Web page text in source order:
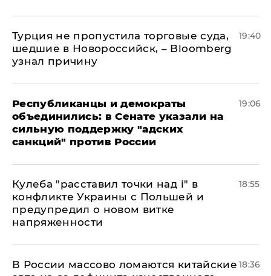
Турция не пропустила торговые суда,
шедшие в Новороссийск, – Bloomberg
узнал причину
19:40
Республиканцы и демократы
объединились: в Сенате указали на
сильную поддержку "адских
санкций" против России
19:06
Кулеба "расставил точки над і" в
конфликте Украины с Польшей и
предупредил о новом витке
напряженности
18:55
В России массово ломаются китайские 18:36